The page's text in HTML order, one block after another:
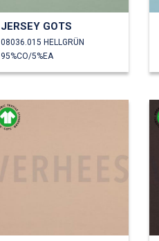
JERSEY GOTS
08036.015 HELLGRÜN
95%CO/5%EA